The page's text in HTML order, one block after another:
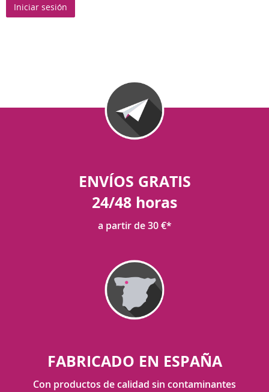
Iniciar sesión
ENVÍOS GRATIS
24/48 horas
a partir de 30 €*
FABRICADO EN ESPAÑA
Con productos de calidad sin contaminantes